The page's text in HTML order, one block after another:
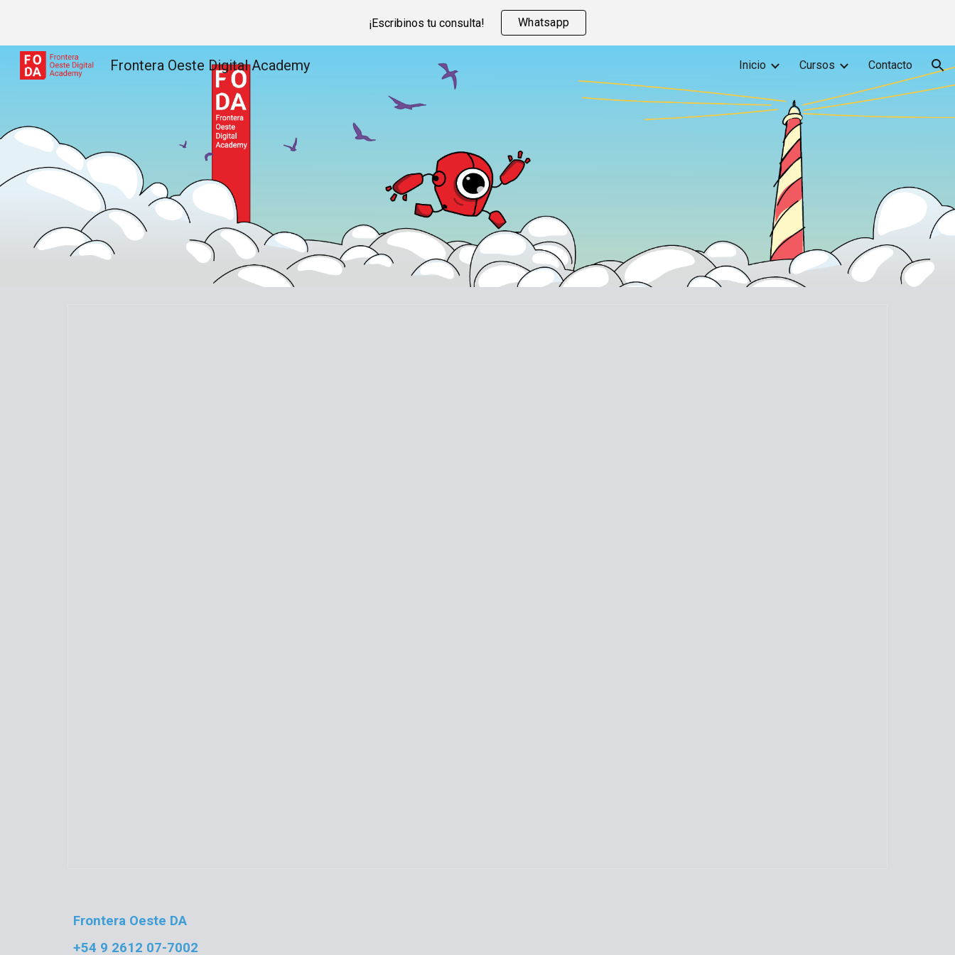
Skip to main content Skip to navigation
¡Escribinos tu consulta! Whatsapp
Frontera Oeste Digital Academy Inicio Cursos Contacto
Frontera Oeste DA
+54 9 2612 07-7002